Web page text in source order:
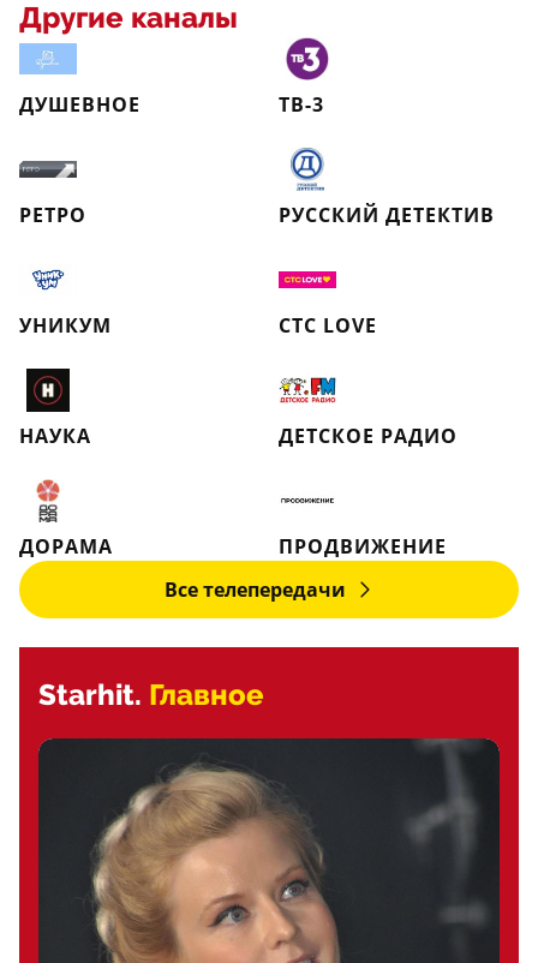
Другие каналы
ДУШЕВНОЕ ТВ-3
РЕТРО РУССКИЙ ДЕТЕКТИВ
УНИКУМ СТС LOVE
НАУКА ДЕТСКОЕ РАДИО
ДОРАМА
ПРОДВИЖЕНИЕ
Все телепередачи
Starhit. Главное